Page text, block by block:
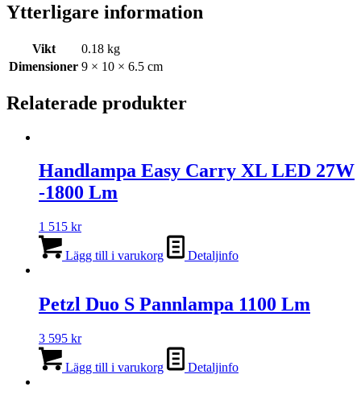
Ytterligare information
Vikt
0.18 kg
Dimensioner 9 × 10 × 6.5 cm
Relaterade produkter
Handlampa Easy Carry XL LED 27W
-1800 Lm
1 515 kr
Lägg till i varukorg Detaljinfo
Petzl Duo S Pannlampa 1100 Lm
3 595 kr
Lägg till i varukorg Detaljinfo